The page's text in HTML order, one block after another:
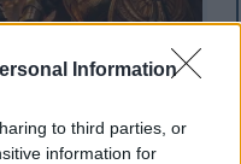
Information
to third parties, or
information for